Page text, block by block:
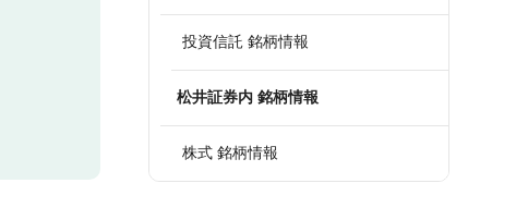
投資信託 銘柄情報
松井証券内 銘柄情報
株式 銘柄情報